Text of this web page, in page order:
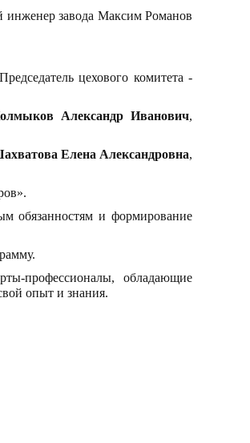
инженер завода Максим Романов
цехового комитета -
Александр Иванович,
Елена Александровна,
обязанностям и формирование
профессионалы, обладающие
опыт и знания.